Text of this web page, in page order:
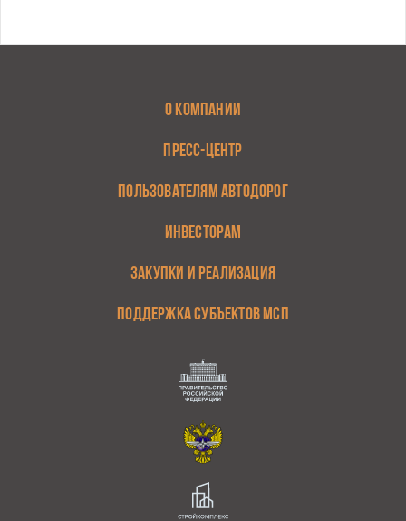
О КОМПАНИИ
ПРЕСС-ЦЕНТР
ПОЛЬЗОВАТЕЛЯМ АВТОДОРОГ
ИНВЕСТОРАМ
ЗАКУПКИ И РЕАЛИЗАЦИЯ
ПОДДЕРЖКА СУБЪЕКТОВ МСП